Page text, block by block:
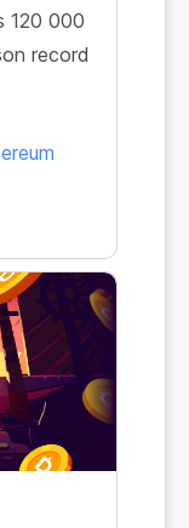
120 000
record